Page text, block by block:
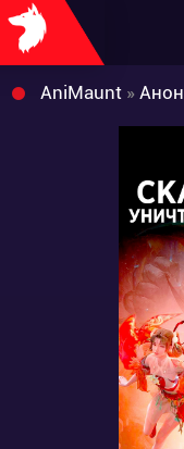
AniMaunt »